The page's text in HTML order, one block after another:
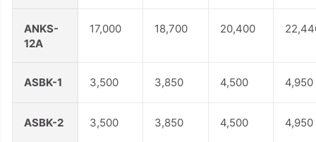
ANKS-
12A
17,000 18,700 20,400
ASBK-1 3,500 3,850 4,500 4,950
ASBK-2 3,500 3,850 4,500 4,950